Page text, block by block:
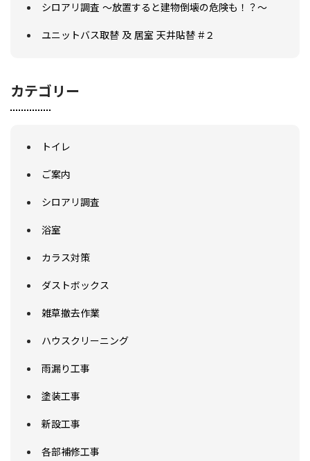
選ばれる理由
現場ブログ
シロアリ調査 ～放置すると建物倒壊の危険も！？～
ユニットバス取替 及 居室 天井貼替 #２
カテゴリー
トイレ
ご案内
シロアリ調査
浴室
カラス対策
ダストボックス
雑草撤去作業
ハウスクリーニング
雨漏り工事
塗装工事
新設工事
各部補修工事